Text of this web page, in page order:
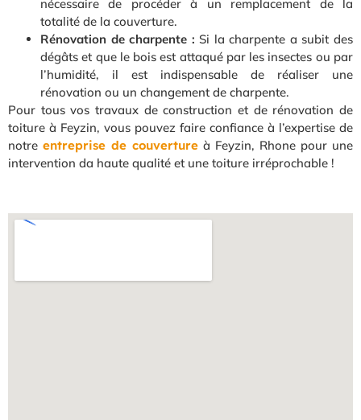
nécessaire de procéder à un remplacement de la
totalité de la couverture.
Rénovation de charpente : Si la charpente a subit des
dégâts et que le bois est attaqué par les insectes ou par
l’humidité, il est indispensable de réaliser une
rénovation ou un changement de charpente.
Pour tous vos travaux de construction et de rénovation de
toiture à Feyzin, vous pouvez faire confiance à l’expertise de
notre entreprise de couverture à Feyzin, Rhone pour une
intervention da haute qualité et une toiture irréprochable !